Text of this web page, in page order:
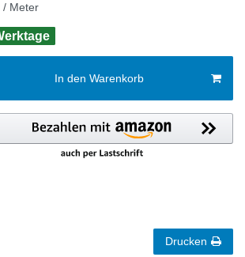
/ Meter
In den Warenkorb
Drucken